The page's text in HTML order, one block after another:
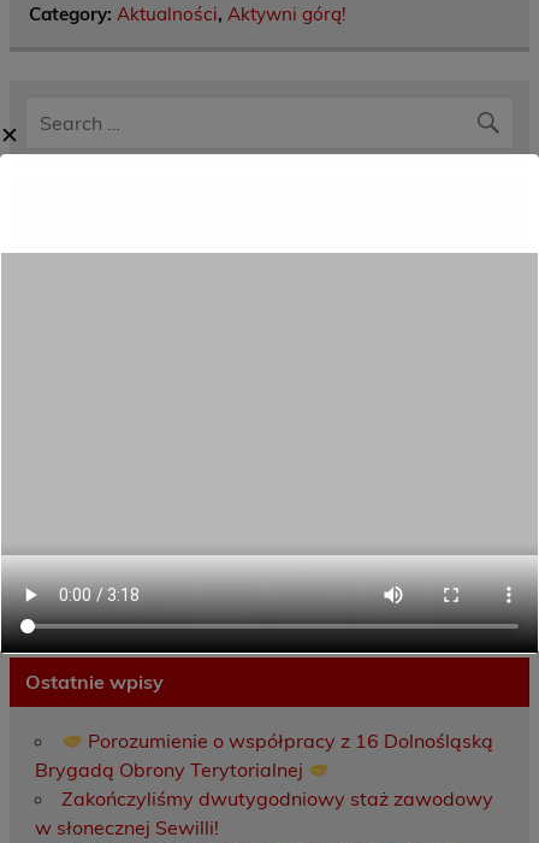
Category: Aktualności, Aktywni górą!
Dane kontaktowe
Ostatnie wpisy
Porozumienie o współpracy z 16 Dolnośląską
Brygadą Obrony Terytorialnej
Zakończyliśmy dwutygodniowy staż zawodowy
w słonecznej Sewilli!
✕